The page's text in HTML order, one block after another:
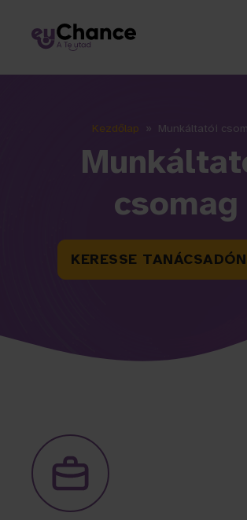
Kezdőlap » Munkáltatói
csomag
KERESSE